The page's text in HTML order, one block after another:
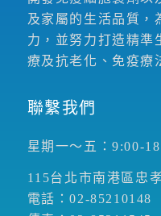
及家屬的生活品質，
力，並努力打造精準
療及抗老化、免疫療
聯繫我們
星期一～五：9:00-
115台北市南港區忠
電話：02-85210148